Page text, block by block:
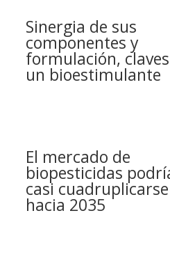
Sinergia de sus
componentes y
formulación,
un bioestimulante
El mercado de
biopesticidas
casi cuadruplicarse
hacia 2035